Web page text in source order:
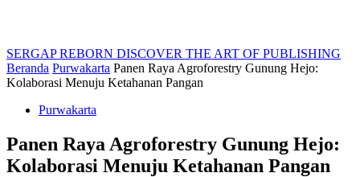
SERGAP REBORN DISCOVER THE ART OF PUBLISHING
Beranda Purwakarta Panen Raya Agroforestry Gunung Hejo:
Kolaborasi Menuju Ketahanan Pangan
Purwakarta
Panen Raya Agroforestry Gunung Hejo:
Kolaborasi Menuju Ketahanan Pangan